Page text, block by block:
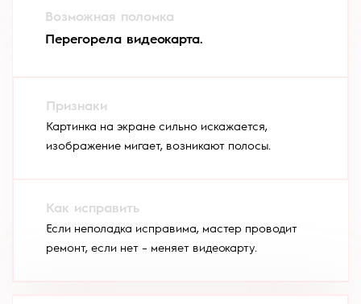
Перегорела видеокарта.
Картинка на экране сильно искажается,
изображение мигает, возникают полосы.
Если неполадка исправима, мастер проводит
ремонт, если нет – меняет видеокарту.